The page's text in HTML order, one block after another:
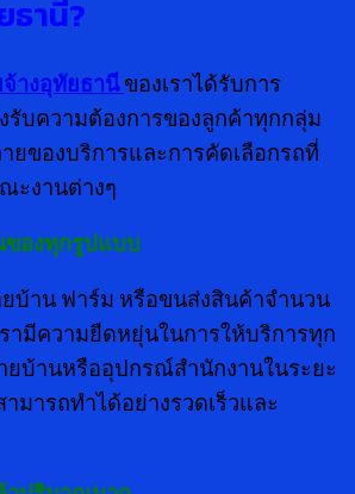
ธานี?
างอุทัยธานีของเราได้รับการ
รับความต้องการของลูกค้าทุกกลุ่ม
ยของบริการและการคัดเลือกรถที่
ะงานต่างๆ
ของทุกรูปแบบ
ยบ้าน ฟาร์ม หรือขนส่งสินค้าจำนวน
ามีความยืดหยุ่นในการให้บริการทุก
ยบ้านหรืออุปกรณ์สำนักงานในระยะ
มารถทำได้อย่างรวดเร็วและ